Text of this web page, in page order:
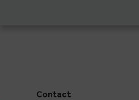
Contact